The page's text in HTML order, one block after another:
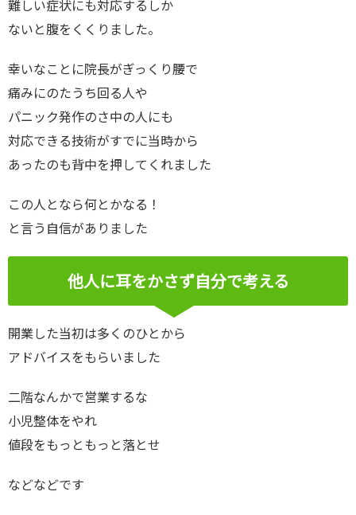
難しい症状にも対応するしか
ないと腹をくくりました。
幸いなことに院長がぎっくり腰で
痛みにのたうち回る人や
パニック発作のさ中の人にも
対応できる技術がすでに当時から
あったのも背中を押してくれました
この人となら何とかなる！
と言う自信がありました
他人に耳をかさず自分で考える
開業した当初は多くのひとから
アドバイスをもらいました
二階なんかで営業するな
小児整体をやれ
値段をもっともっと落とせ
などなどです